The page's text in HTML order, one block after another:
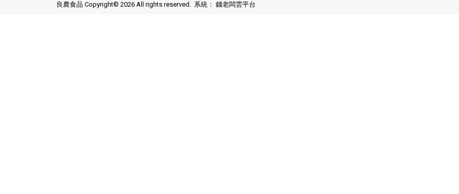
良農食品 Copyright© 2026 All rights reserved. 系統： 錢老闆雲平台